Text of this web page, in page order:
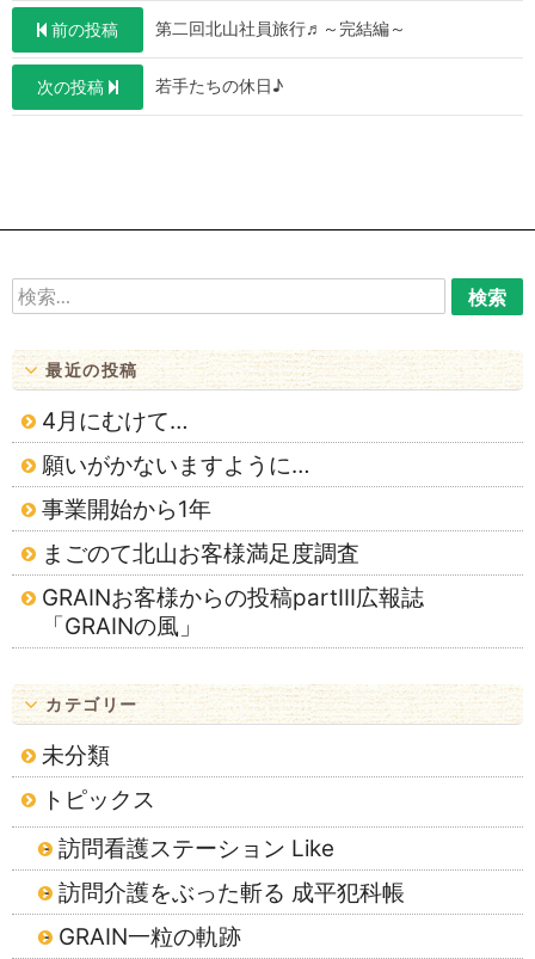
投
稿
ナ
ョ
前の投稿 第二回北山社員旅行♬～完結編～
次の投稿 若手たちの休日♪
検
索:
最近の投稿
4月にむけて…
願いがかないますように…
事業開始から1年
まごのて北山お客様満足度調査
GRAINお客様からの投稿partⅢ広報誌
「GRAINの風」
カテゴリー
未分類
トピックス
訪問看護ステーション Like
訪問介護をぶった斬る 成平犯科帳
GRAIN一粒の軌跡